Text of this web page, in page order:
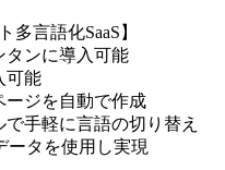
多言語化SaaS】
タンに導入可能
可能
ージを自動で作成
手軽に言語の切り替え
ータを使用し実現